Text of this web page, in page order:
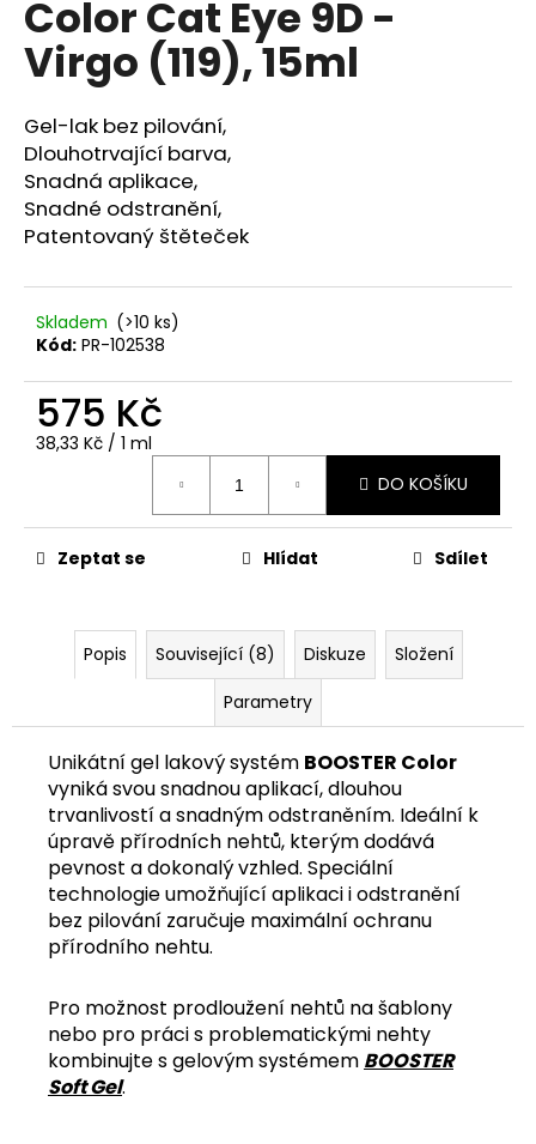
Color Cat Eye 9D -
Virgo (119), 15ml
Gel-lak bez pilování,
Dlouhotrvající barva,
Snadná aplikace,
Snadné odstranění,
Patentovaný štěteček
Skladem (>10 ks)
Kód: PR-102538
575 Kč
Měrná
38,33 Kč / 1 ml
DO KOŠÍKU
Zeptat se Hlídat Sdílet
Popis Související (8) Diskuze
Složení
Parametry
Unikátní gel lakový systém BOOSTER Color
vyniká svou snadnou aplikací, dlouhou
trvanlivostí a snadným odstraněním. Ideální k
úpravě přírodních nehtů, kterým dodává
pevnost a dokonalý vzhled. Speciální
technologie umožňující aplikaci i odstranění
bez pilování zaručuje maximální ochranu
přírodního nehtu.
Pro možnost prodloužení nehtů na šablony
nebo pro práci s problematickými nehty
kombinujte s gelovým systémem BOOSTER
Soft Gel.
a
j
t
?
D
p
u